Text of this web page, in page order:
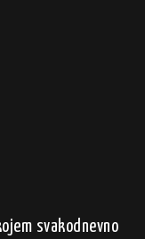
svakodnevno